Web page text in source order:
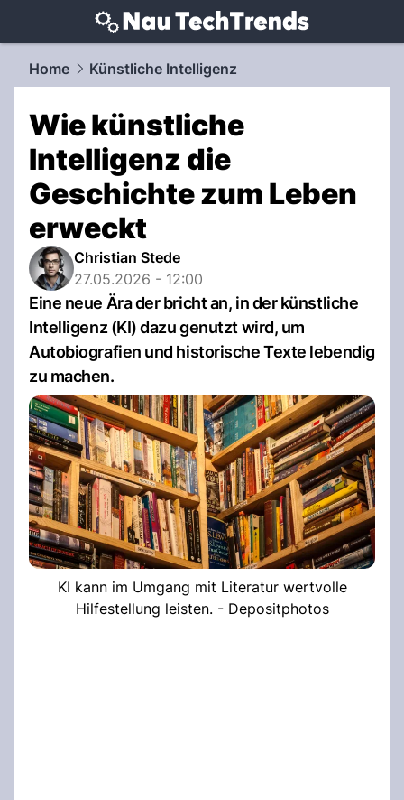
techtrends.NAU.ch
Home Künstliche Intelligenz
Wie künstliche
Intelligenz die
Geschichte zum Leben
erweckt
Christian Stede
27.05.2026 - 12:00
Eine neue Ära der bricht an, in der künstliche
Intelligenz (KI) dazu genutzt wird, um
Autobiografien und historische Texte lebendig
zu machen.
KI kann im Umgang mit Literatur wertvolle
Hilfestellung leisten. - Depositphotos